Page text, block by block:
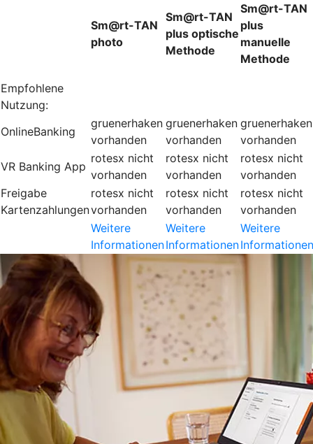
Sm@rt-TAN
photo
Sm@rt-TAN
plus optische
Methode
Sm@rt-TAN
plus
manuelle
Methode
Empfohlene
Nutzung:
OnlineBanking
gruenerhaken
vorhanden
gruenerhaken
vorhanden
gruenerhaken
vorhanden
VR Banking App
rotesx nicht
vorhanden
rotesx nicht
vorhanden
rotesx nicht
vorhanden
Freigabe
Kartenzahlungen
rotesx nicht
vorhanden
rotesx nicht
vorhanden
rotesx nicht
vorhanden
Weitere
Informationen
Weitere
Informationen
Weitere
Informationen